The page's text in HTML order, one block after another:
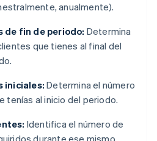
anualmente).
de fin de periodo: Determina
que tienes al final del
iniciales: Determina el número
tenías al inicio del periodo.
Identifica el número de